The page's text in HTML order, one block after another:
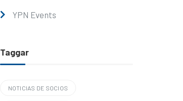
YPN Events
Taggar
NOTICIAS DE SOCIOS